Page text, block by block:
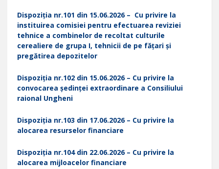
Dispoziția nr.101 din 15.06.2026 – Cu privire la
instituirea comisiei pentru efectuarea reviziei
tehnice a combinelor de recoltat culturile
cerealiere de grupa I, tehnicii de pe fățari și
pregătirea depozitelor
Dispoziția nr.102 din 15.06.2026 – Cu privire la
convocarea ședinței extraordinare a Consiliului
raional Ungheni
Dispoziția nr.103 din 17.06.2026 – Cu privire la
alocarea resurselor financiare
Dispoziția nr.104 din 22.06.2026 – Cu privire la
alocarea mijloacelor financiare